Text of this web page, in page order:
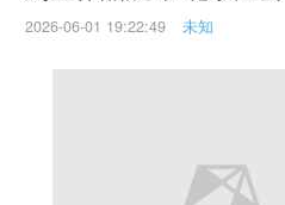
科带来齐白石研究新突
2026-06-01 19:22:49 未知